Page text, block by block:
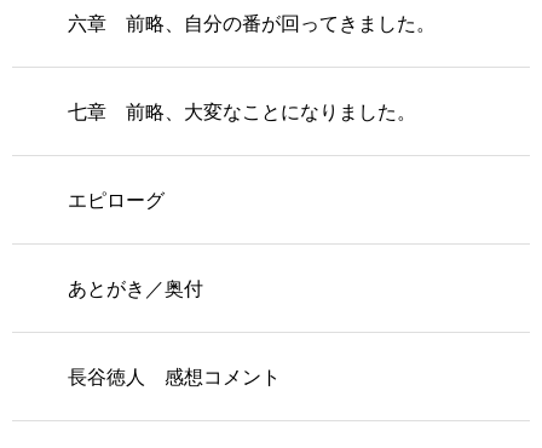
六章 前略、自分の番が回ってきました。
七章 前略、大変なことになりました。
エピローグ
あとがき／奥付
長谷徳人 感想コメント